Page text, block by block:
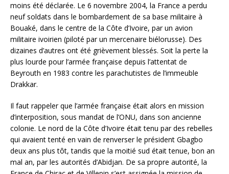
moins été déclarée. Le 6 novembre 2004, la France a perdu
neuf soldats dans le bombardement de sa base militaire à
Bouaké, dans le centre de la Côte d’Ivoire, par un avion
militaire ivoirien (piloté par un mercenaire biélorusse). Des
dizaines d’autres ont été grièvement blessés. Soit la perte la
plus lourde pour l’armée française depuis l’attentat de
Beyrouth en 1983 contre les parachutistes de l’immeuble
Drakkar.
Il faut rappeler que l’armée française était alors en mission
d’interposition, sous mandat de l’ONU, dans son ancienne
colonie. Le nord de la Côte d’Ivoire était tenu par des rebelles
qui avaient tenté en vain de renverser le président Gbagbo
deux ans plus tôt, tandis que la moitié sud était tenue, bon an
mal an, par les autorités d’Abidjan. De sa propre autorité, la